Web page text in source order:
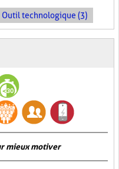
Outil technologique (3)
mieux motiver